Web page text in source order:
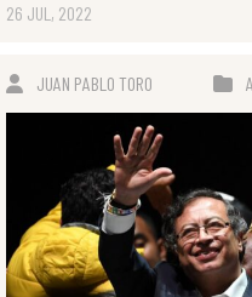
26 JUL, 2022
JUAN PABLO TORO